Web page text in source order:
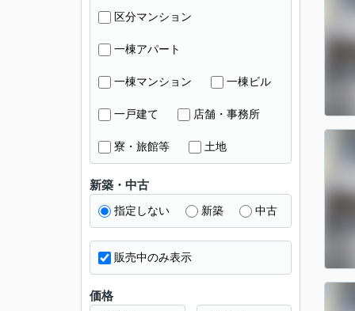
区分マンション
一棟アパート
一棟マンション 一棟ビル
一戸建て 店舗・事務所
寮・旅館等 土地
新築・中古
指定しない 新築 中古
販売中のみ表示
価格